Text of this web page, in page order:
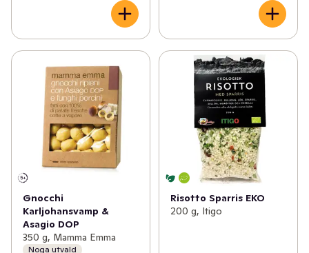
Gnocchi
Karljohansvamp &
Asagio DOP
350 g, Mamma Emma
Noga utvald
Risotto Sparris EKO
200 g, Itigo